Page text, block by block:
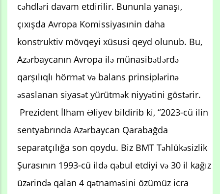
cəhdləri davam etdirilir. Bununla yanaşı,
çıxışda Avropa Komissiyasınin daha
konstruktiv mövqeyi xüsusi qeyd olunub. Bu,
Azərbaycanın Avropa ilə münasibətlərdə
qarşılıqlı hörmət və balans prinsiplərinə
əsaslanan siyasət yürütmək niyyətini göstərir.
Prezident İlham Əliyev bildirib ki, “2023-cü ilin
sentyabrında Azərbaycan Qarabağda
separatçılığa son qoydu. Biz BMT Təhlükəsizlik
Şurasının 1993-cü ildə qəbul etdiyi və 30 il kağız
üzərində qalan 4 qətnaməsini özümüz icra